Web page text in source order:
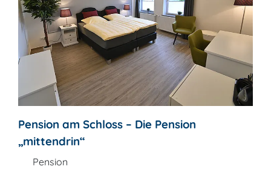
Pension am Schloss – Die Pension
„mittendrin“
Pension